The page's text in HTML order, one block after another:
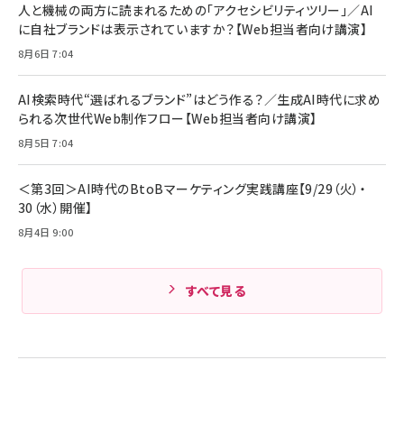
組織の成果を最大化する ルールのデザイン
￥1,980
Amazonランキングをもっと見る
技術基準適合】ブラック
￥5,990
ケーブル Anker絡まないケーブル 240W 結束バン
ド付き USB PD対応 シリコン素材採用 iPhone
17 / 16 / 15 / Galaxy iPad Pro MacBook
Pro/Air 各種対応 (1.8m ミッドナイトブラック)
￥1,890
サッポロ 生ビール 黒ラベル 350ml 缶 24本 ビー
ル ケース買い【6/30応募〆切! 黒ラベルビヤセラー
￥4,857
人と機械の両方に読まれるための「アクセシビリティツリー」／AI
に自社ブランドは表示されていますか？【Web担当者向け講演】
8月6日 7:04
AI検索時代“選ばれるブランド”はどう作る？／生成AI時代に求め
られる次世代Web制作フロー【Web担当者向け講演】
8月5日 7:04
＜第3回＞AI時代のBtoBマーケティング実践講座【9/29（火）・
30（水）開催】
8月4日 9:00
すべて見る